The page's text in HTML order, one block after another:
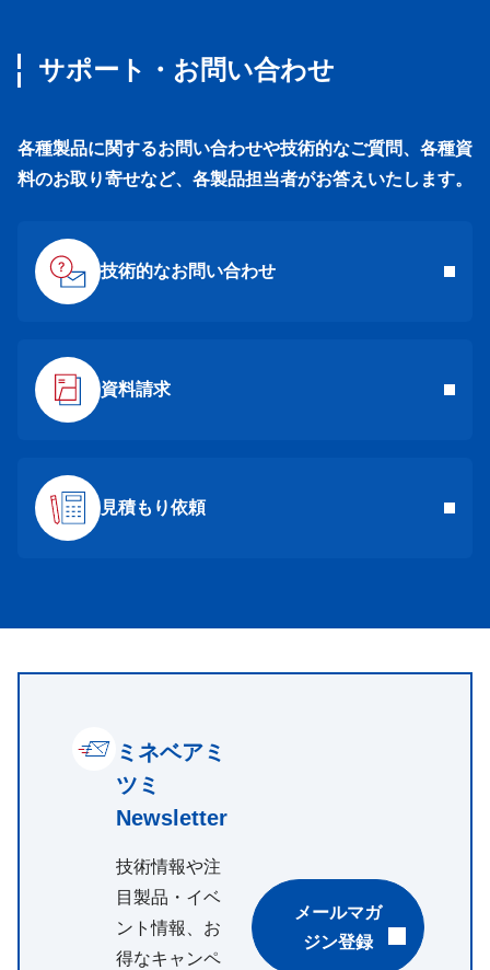
サポート・お問い合わせ
各種製品に関するお問い合わせや技術的なご質問、各種資
料のお取り寄せなど、各製品担当者がお答えいたします。
技術的なお問い合わせ
資料請求
見積もり依頼
ミネベアミ
ツミ
Newsletter
技術情報や注
目製品・イベ
ント情報、お
得なキャンペ
メールマガ
ジン登録